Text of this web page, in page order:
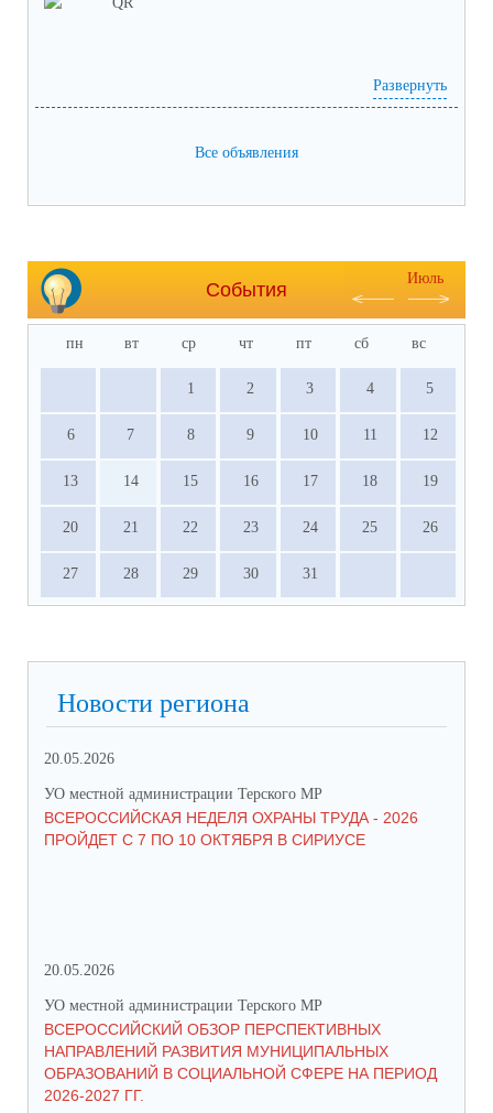
Развернуть
Все объявления
События
Июль
пн вт ср чт пт сб вс
1 2 3 4 5
6 7 8 9 10 11 12
13 14 15 16 17 18 19
20 21 22 23 24 25 26
27 28 29 30 31
Новости региона
20.05.2026
УО местной администрации Терского МР
ВСЕРОССИЙСКАЯ НЕДЕЛЯ ОХРАНЫ ТРУДА - 2026
ПРОЙДЕТ С 7 ПО 10 ОКТЯБРЯ В СИРИУСЕ
20.05.2026
УО местной администрации Терского МР
ВСЕРОССИЙСКИЙ ОБЗОР ПЕРСПЕКТИВНЫХ
НАПРАВЛЕНИЙ РАЗВИТИЯ МУНИЦИПАЛЬНЫХ
ОБРАЗОВАНИЙ В СОЦИАЛЬНОЙ СФЕРЕ НА ПЕРИОД
2026-2027 ГГ.